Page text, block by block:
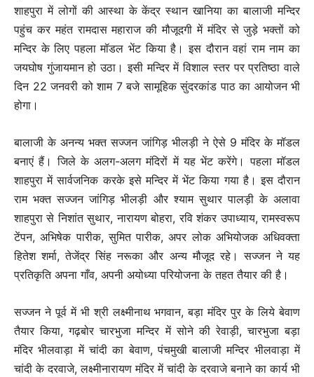
शाहपुरा में लोगों की आस्था के केंद्र स्थान खानिया का बालाजी मन्दिर
पहुंच कर महंत रामदास महाराज की मौजूदगी में मंदिर से जुड़े भक्तों को
मन्दिर के लिए पहला मॉडल भेंट किया है। इस दौरान वहां राम नाम का
जयघोष गुंजायमान हो उठा। इसी मन्दिर में विशाल स्तर पर प्रतिष्ठा वाले
दिन 22 जनवरी को शाम 7 बजे सामूहिक सुंदरकांड पाठ का आयोजन भी
होगा।
बालाजी के अनन्य भक्त सज्जन जांगिड़ भीलड़ी ने ऐसे 9 मंदिर के मॉडल
बनाएं हैं। जिले के अलग-अलग मंदिरों में यह भेंट करेंगे। पहला मॉडल
शाहपुरा में सार्वजनिक करके इसे मन्दिर में भेंट किया गया है। इस दौरान
राम भक्त सज्जन जांगिड़ भीलड़ी और श्याम सुथार पालड़ी के अलावा
शाहपुरा से निशांत सुथार, नारायण बोहरा, रवि शंकर उपाध्याय, रामस्वरूप
टेंपन, अभिषेक पारीक, सुमित पारीक, अपर लोक अभियोजक अधिवक्ता
हितेश शर्मा, तेजेंद्र सिंह नरूका और अन्य मौजूद रहे। सज्जन ने यह
प्रतिकृति अपना गाँव, अपनी अयोध्या परियोजना के तहत तैयार की है।
सज्जन ने पूर्व में भी श्री लक्ष्मीनाथ भगवान, बड़ा मंदिर पुर के लिये बेवाण
तैयार किया, गढ़बोर चारभुजा मन्दिर में सोने की रेवाड़ी, चारभुजा बड़ा
मंदिर भीलवाड़ा में चांदी का बेवाण, पंचमुखी बालाजी मन्दिर भीलवाड़ा में
चांदी के दरवाजे, लक्ष्मीनारायण मंदिर में चांदी के दरवाजे बनाने का कार्य भी